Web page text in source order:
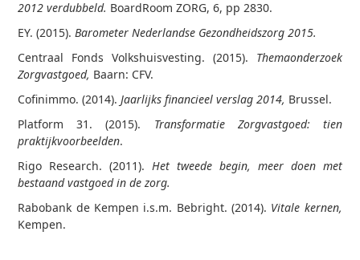
2012 verdubbeld. BoardRoom ZORG, 6, pp 28­30.
EY. (2015).Barometer Nederlandse Gezondheidszorg 2015.
Centraal Fonds Volkshuisvesting. (2015). Themaonderzoek
Zorgvastgoed, Baarn: CFV.
Cofinimmo. (2014).Jaarlijks financieel verslag 2014, Brussel.
Platform 31. (2015). Transformatie Zorgvastgoed: tien
praktijkvoorbeelden.
Rigo Research. (2011).Het tweede begin, meer doen met
bestaand vastgoed in de zorg.
Rabobank de Kempen i.s.m. Bebright. (2014). Vitale kernen,
Kempen.